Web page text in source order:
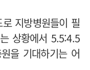
지방병원들이 필
상황에서 5.5:4.5
을 기대하기는 어